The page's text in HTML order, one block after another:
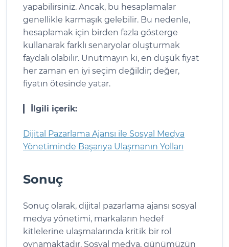
yapabilirsiniz. Ancak, bu hesaplamalar
genellikle karmaşık gelebilir. Bu nedenle,
hesaplamak için birden fazla gösterge
kullanarak farklı senaryolar oluşturmak
faydalı olabilir. Unutmayın ki, en düşük fiyat
her zaman en iyi seçim değildir; değer,
fiyatın ötesinde yatar.
İlgili içerik:
Dijital Pazarlama Ajansı ile Sosyal Medya
Yönetiminde Başarıya Ulaşmanın Yolları
Sonuç
Sonuç olarak, dijital pazarlama ajansı sosyal
medya yönetimi, markaların hedef
kitlelerine ulaşmalarında kritik bir rol
oynamaktadır. Sosyal medya, günümüzün